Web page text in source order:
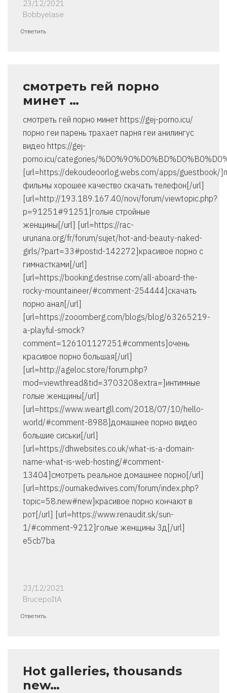
23/12/2021
Bobbyelase
Ответить
смотреть гей порно
минет …
смотреть гей порно минет https://gej-porno.icu/
порно геи парень трахает парня геи анилингус
видео https://gej-
porno.icu/categories/
[url=https://dekoudeoorlog.webs.com/apps/guestbook/
фильмы хорошее качество скачать телефон[/url]
[url=http://193.189.167.40/novi/forum/viewtopic.php?
p=91251#91251]голые стройные
женщины[/url] [url=https://rac-
urunana.org/fr/forum/sujet/hot-and-beauty-naked-
girls/?part=33#postid-142272]красивое порно с
гимнастками[/url]
[url=https://booking.destrise.com/all-aboard-the-
rocky-mountaineer/#comment-254444]скачать
порно анал[/url]
[url=https://zooomberg.com/blogs/blog/63265219-
a-playful-smock?
comment=126101127251#comments]очень
красивое порно большая[/url]
[url=http://ageloc.store/forum.php?
mod=viewthread&tid=370320&extra=]интимные
голые женщины[/url]
[url=https://www.weartgll.com/2018/07/10/hello-
world/#comment-8988]домашнее порно видео
большие сиськи[/url]
[url=https://dhwebsites.co.uk/what-is-a-domain-
name-what-is-web-hosting/#comment-
13404]смотреть реальное домашнее порно[/url]
[url=https://ournakedwives.com/forum/index.php?
topic=58.new#new]красивое порно кончают в
рот[/url] [url=https://www.renaudit.sk/sun-
1/#comment-9212]голые женщины 3д[/url]
e5cb7ba
23/12/2021
BrucepoItA
Ответить
Hot galleries, thousands
new…